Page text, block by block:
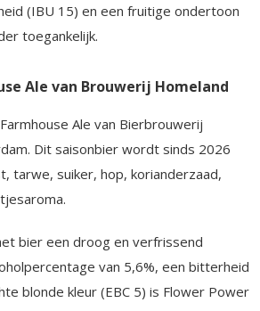
(IBU 15) en een fruitige ondertoon
toegankelijk.
Ale van Brouwerij Homeland
Ale van Bierbrouwerij
Dit saisonbier wordt sinds 2026
tarwe, suiker, hop, korianderzaad,
bier een droog en verfrissend
van 5,6%, een bitterheid
blonde kleur (EBC 5) is Flower Power